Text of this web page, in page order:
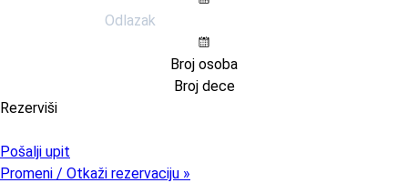
Rezerviši
Pošalji upit
Promeni / Otkaži rezervaciju »